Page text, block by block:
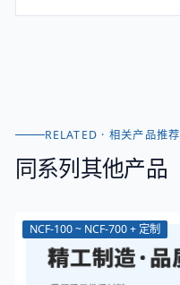
RELATED · 相关产品推荐
同系列其他产品
NCF-100 ~ NCF-700 + 定制